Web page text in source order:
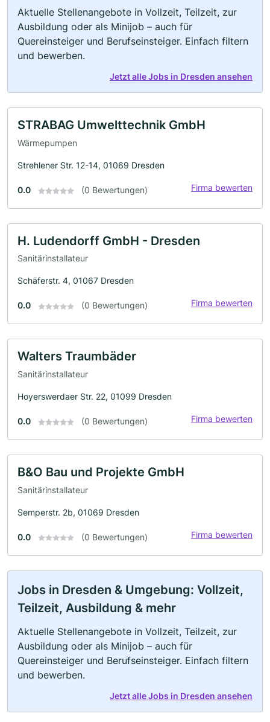
Aktuelle Stellenangebote in Vollzeit, Teilzeit, zur
Ausbildung oder als Minijob – auch für
Quereinsteiger und Berufseinsteiger. Einfach filtern
und bewerben.
Jetzt alle Jobs in Dresden ansehen
STRABAG Umwelttechnik GmbH
Wärmepumpen
Strehlener Str. 12-14, 01069 Dresden
0.0 (0 Bewertungen) Firma bewerten
H. Ludendorff GmbH - Dresden
Sanitärinstallateur
Schäferstr. 4, 01067 Dresden
0.0 (0 Bewertungen) Firma bewerten
Walters Traumbäder
Sanitärinstallateur
Hoyerswerdaer Str. 22, 01099 Dresden
0.0 (0 Bewertungen) Firma bewerten
B&O Bau und Projekte GmbH
Sanitärinstallateur
Semperstr. 2b, 01069 Dresden
0.0 (0 Bewertungen) Firma bewerten
Jobs in Dresden & Umgebung: Vollzeit,
Teilzeit, Ausbildung & mehr
Aktuelle Stellenangebote in Vollzeit, Teilzeit, zur
Ausbildung oder als Minijob – auch für
Quereinsteiger und Berufseinsteiger. Einfach filtern
und bewerben.
Jetzt alle Jobs in Dresden ansehen